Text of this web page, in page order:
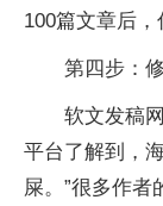
100篇文章后，
第四步：
软文发稿
平台了解到，
屎。”很多作者